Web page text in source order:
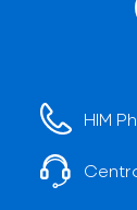
HIM